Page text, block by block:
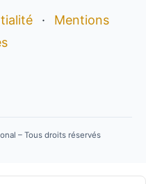
·
Mentions
– Tous droits réservés